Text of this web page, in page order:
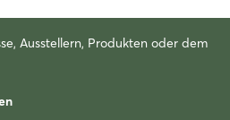
Ausstellern, Produkten oder dem